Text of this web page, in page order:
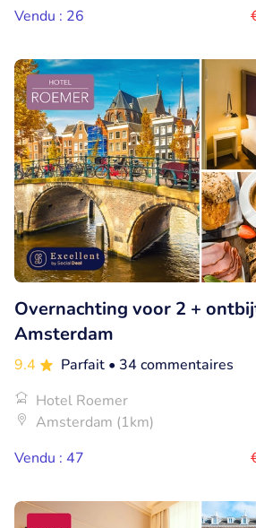
Vendu : 26
Overnachting voor 2 +
Amsterdam
9.4 Parfait • 34 commentaires
Hotel Roemer
Amsterdam (1km)
Vendu : 47